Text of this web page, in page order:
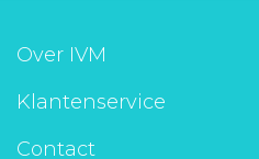
Over IVM
Klantenservice
Contact